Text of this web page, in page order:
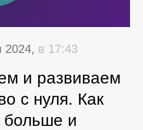
2024, в 17:43
и развиваем
с нуля. Как
больше и